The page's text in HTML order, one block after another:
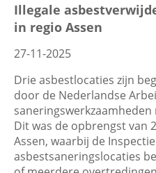
Illegale
in regio Assen
27-11-2025
Drie asbestlocaties zijn
door de Nederlandse
Dit was de opbrengst van
Assen, waarbij de
asbestsaneringslocaties